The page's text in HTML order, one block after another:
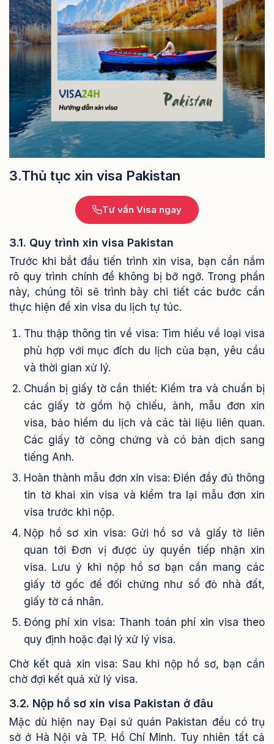
3.Thủ tục xin visa Pakistan
Tư vấn Visa ngay
3.1. Quy trình xin visa Pakistan
Trước khi bắt đầu tiến trình xin visa, bạn cần nắm
rõ quy trình chính để không bị bỡ ngỡ. Trong phần
này, chúng tôi sẽ trình bày chi tiết các bước cần
thực hiện để xin visa du lịch tự túc.
Thu thập thông tin về visa: Tìm hiểu về loại visa
phù hợp với mục đích du lịch của bạn, yêu cầu
và thời gian xử lý.
Chuẩn bị giấy tờ cần thiết: Kiểm tra và chuẩn bị
các giấy tờ gồm hộ chiếu, ảnh, mẫu đơn xin
visa, bảo hiểm du lịch và các tài liệu liên quan.
Các giấy tờ công chứng và có bản dịch sang
tiếng Anh.
Hoàn thành mẫu đơn xin visa: Điền đầy đủ thông
tin tờ khai xin visa và kiểm tra lại mẫu đơn xin
visa trước khi nộp.
Nộp hồ sơ xin visa: Gửi hồ sơ và giấy tờ liên
quan tới Đơn vị được ủy quyền tiếp nhận xin
visa. Lưu ý khi nộp hồ sơ bạn cần mang các
giấy tờ gốc để đối chứng như sổ đỏ nhà đất,
giấy tờ cá nhân.
Đóng phí xin visa: Thanh toán phí xin visa theo
quy định hoặc đại lý xử lý visa.
Chờ kết quả xin visa: Sau khi nộp hồ sơ, bạn cần
chờ đợi kết quả xử lý visa.
3.2. Nộp hồ sơ xin visa Pakistan ở đâu
Mặc dù hiện nay Đại sứ quán Pakistan đều có trụ
sở ở Hà Nội và TP. Hồ Chí Minh. Tuy nhiên tất cả